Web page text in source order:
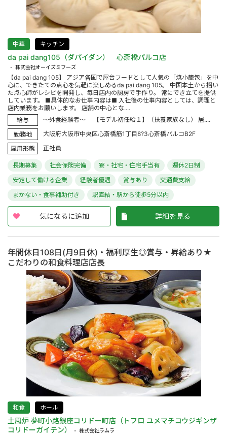
中華 キッチン
da pai dang105（ダパイダン） 心斎橋パルコ店
株式会社オーイズミフーズ
【da pai dang 105】 アジア各国で屋台フードとして人気の「焼小籠包」を中
心に、できたての点心を気軽に楽しめるda pai dang 105。 中国本土から招い
た点心師がレシピを開発し、毎日店内の厨房で手作り。 常にでき立てを提供
しています。 ■具体的なお仕事内容は■ 入社後の仕事内容としては、調理と
店内業務をお願いします。 店舗の中心とな....
給与
～外食経験者～ 【モデル初任給１】（扶養家族なし） 居....
勤務地
大阪府大阪市中央区心斎橋筋1丁目8?3心斎橋パルコB2F
雇用形態
正社員
長期募集 社会保険完備 寮・社宅・住宅手当有
週休2日制
安定して働ける企業
経験者優遇 賞与あり
交通費支給
まかない・食事補助付き
駅直結・駅から徒歩5分以内
気になるに追加 詳細を見る
年間休日108日(月9日休)・福利厚生◎賞与・昇給あり★
こだわりの和食料理店店長
和食 ホール
土風炉 夢町小路銀座コリドー町店（トフロ ユメマチコウジギンザ
コリドーガイテン）
株式会社ラムラ